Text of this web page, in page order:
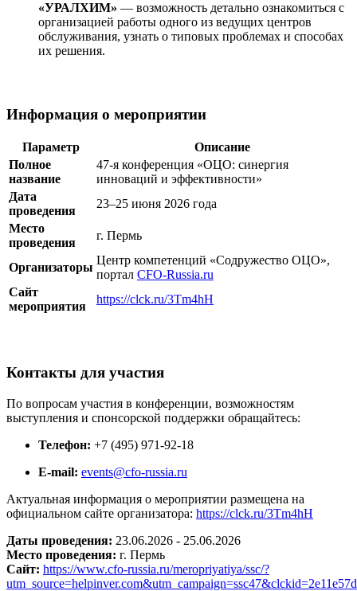
«УРАЛХИМ» — возможность детально ознакомиться с
организацией работы одного из ведущих центров
обслуживания, узнать о типовых проблемах и способах
их решения.
Информация о мероприятии
Параметр
Описание
Полное
название
47-я конференция «ОЦО: синергия
инноваций и эффективности»
Дата
проведения
23–25 июня 2026 года
Место
проведения
г. Пермь
Организаторы
Центр компетенций «Содружество ОЦО»,
портал CFO-Russia.ru
Сайт
мероприятия
https://clck.ru/3Tm4hH
Контакты для участия
По вопросам участия в конференции, возможностям
выступления и спонсорской поддержки обращайтесь:
Телефон: +7 (495) 971-92-18
E-mail: events@cfo-russia.ru
Актуальная информация о мероприятии размещена на
официальном сайте организатора: https://clck.ru/3Tm4hH
Даты проведения: 23.06.2026 - 25.06.2026
Место проведения: г. Пермь
Cайт: https://www.cfo-russia.ru/meropriyatiya/ssc/?
utm_source=helpinver.com&utm_campaign=ssc47&clckid=2e11e57d